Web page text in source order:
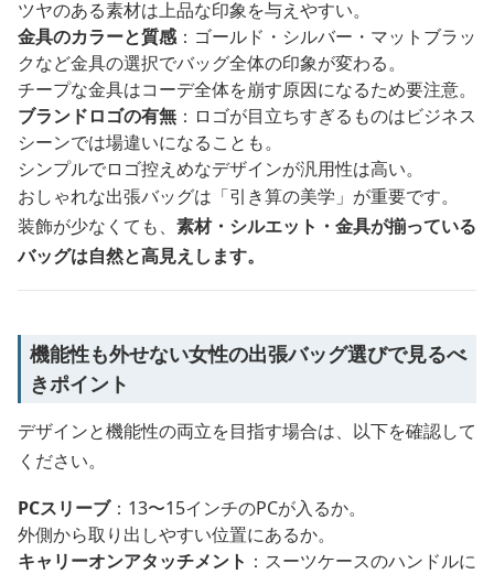
ツヤのある素材は上品な印象を与えやすい。
金具のカラーと質感：ゴールド・シルバー・マットブラッ
クなど金具の選択でバッグ全体の印象が変わる。
チープな金具はコーデ全体を崩す原因になるため要注意。
ブランドロゴの有無 ：ロゴが目立ちすぎるものはビジネス
シーンでは場違いになることも。
シンプルでロゴ控えめなデザインが汎用性は高い。
おしゃれな出張バッグは「引き算の美学」が重要です。
装飾が少なくても、 素材・シルエット・金具が揃っている
バッグは自然と高見えします。
機能性も外せない女性の出張バッグ選びで見るべ
きポイント
デザインと機能性の両立を目指す場合は、以下を確認して
ください。
PCスリーブ：13〜15インチのPCが入るか。
外側から取り出しやすい位置にあるか。
キャリーオンアタッチメント ：スーツケースのハンドルに